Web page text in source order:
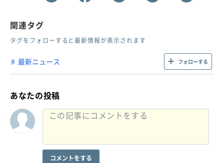
関連タグ
タグをフォローすると最新情報が表示されます
最新ニュース フォローする
あなたの投稿
コメントをする